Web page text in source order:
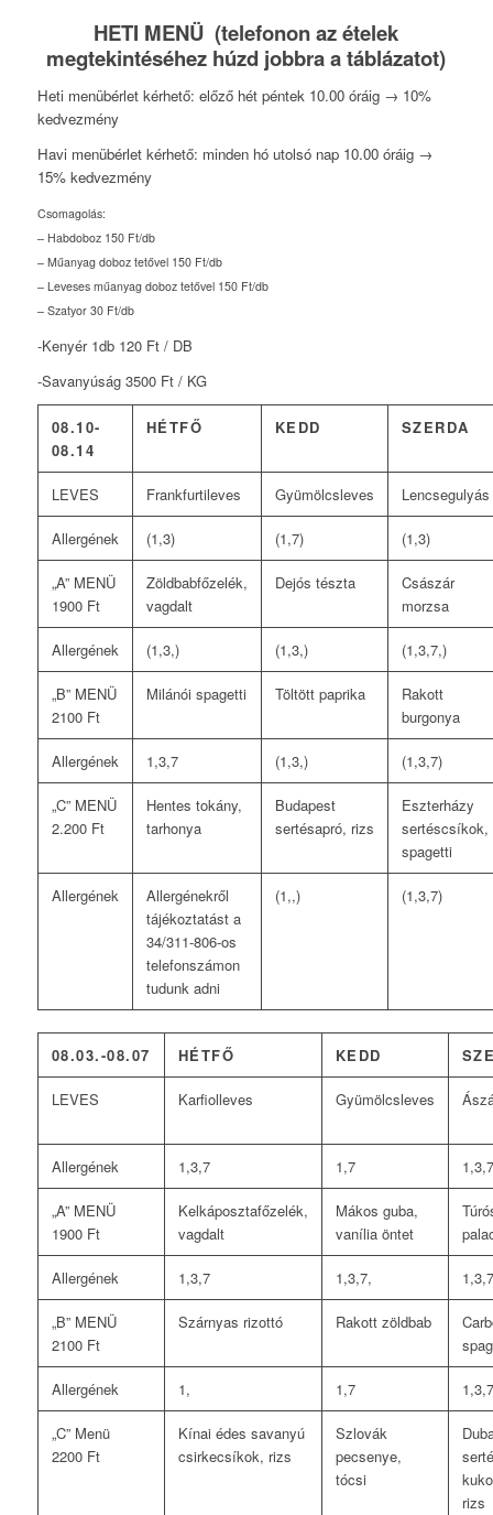
HETI MENÜ (telefonon az ételek
megtekintéséhez húzd jobbra a táblázatot)
Heti menübérlet kérhető: előző hét péntek 10.00 óráig → 10%
kedvezmény
Havi menübérlet kérhető: minden hó utolsó nap 10.00 óráig →
15% kedvezmény
Csomagolás:
– Habdoboz 150 Ft/db
– Műanyag doboz tetővel 150 Ft/db
– Leveses műanyag doboz tetővel 150 Ft/db
– Szatyor 30 Ft/db
-Kenyér 1db 120 Ft / DB
-Savanyúság 3500 Ft / KG
08.10-
08.14
HÉTFŐ KEDD SZERDA
LEVES Frankfurtileves Gyümölcsleves Lencsegulyás
Allergének (1,3) (1,7) (1,3)
„A” MENÜ
1900 Ft
Zöldbabfőzelék,
vagdalt
Dejós tészta
Császár
morzsa
Allergének (1,3,) (1,3,) (1,3,7,)
„B” MENÜ
2100 Ft
Milánói spagetti Töltött paprika
Rakott
burgonya
Allergének 1,3,7 (1,3,) (1,3,7)
„C” MENÜ
2.200 Ft
Hentes tokány,
tarhonya
Budapest
sertésapró, rizs
Eszterházy
sertéscsíkok,
spagetti
Allergének
Allergénekről
tájékoztatást a
34/311-806-os
telefonszámon
tudunk adni
(1,,) (1,3,7)
08.03.-08.07 HÉTFŐ KEDD
LEVES Karfiolleves Gyümölcsleves
Allergének 1,3,7 1,7 1,3,7
„A” MENÜ
1900 Ft
Kelkáposztafőzelék,
vagdalt
Mákos guba,
vanília öntet
Allergének 1,3,7 1,3,7, 1,3,7
„B” MENÜ
2100 Ft
Szárnyas rizottó Rakott zöldbab
Allergének 1, 1,7 1,3,7
„C” Menü
2200 Ft
Kínai édes savanyú
csirkecsíkok, rizs
Szlovák
pecsenye,
tócsi
rizs